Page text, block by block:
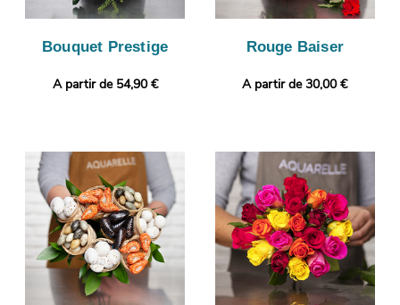
Bouquet Prestige
A partir de 54,90 €
Rouge Baiser
A partir de 30,00 €